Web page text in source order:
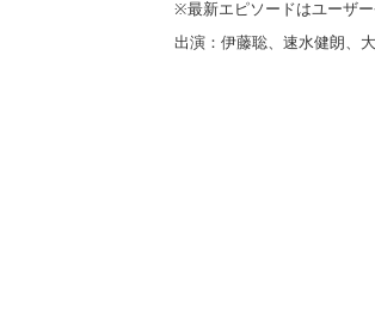
※最新エピソードはユーザ
出演：伊藤聡、速水健朗、